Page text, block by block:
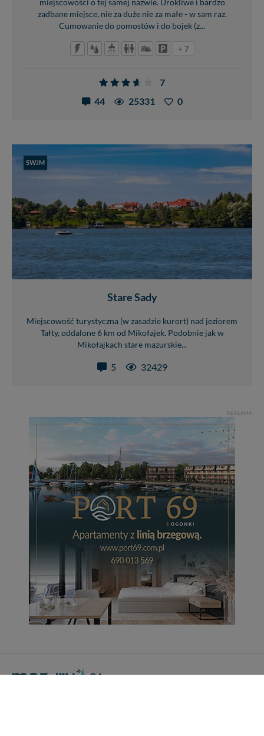
miejscowości o tej samej nazwie. Urokliwe i bardzo
zadbane miejsce, nie za duże nie za małe - w sam raz.
Cumowanie do pomostów i do bojek (z...
+ 7
7
44
25331 0
SWJM
Stare Sady
Miejscowość turystyczna (w zasadzie kurort) nad jeziorem
Tałty, oddalone 6 km od Mikołajek. Podobnie jak w
Mikołajkach stare mazurskie...
5 32429
REKLAMA